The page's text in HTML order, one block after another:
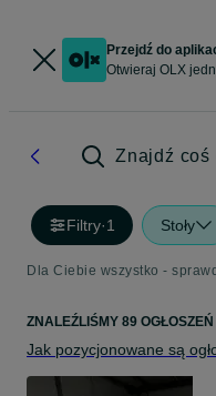
Przejdź do
Otwieraj OLX
Znajdź coś
Filtry·1 Stoły
Dla Ciebie wszystko -
ZNALEŹLIŚMY 89 OGŁOSZEŃ
Jak pozycjonowane są